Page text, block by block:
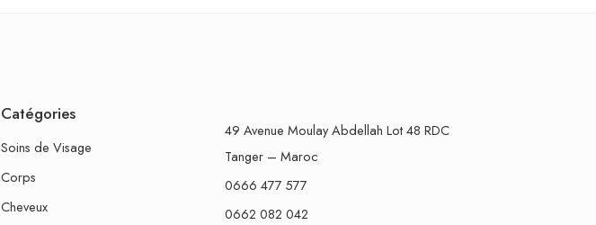
Catégories
Soins de Visage
Corps
Cheveux
49 Avenue Moulay Abdellah Lot 48 RDC
Tanger – Maroc
0666 477 577
0662 082 042